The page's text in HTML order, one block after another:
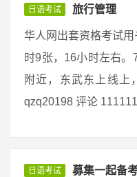
日语考试 旅行管理
华人网出套资格考试
时9张，16小时左右
附近，东武东上线上
qzq20198 评论
日语考试 募集一起备